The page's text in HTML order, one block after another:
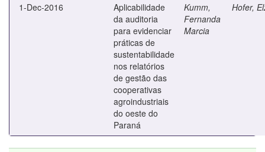
1-Dec-2016
Aplicabilidade
da auditoria
para evidenciar
práticas de
sustentabilidade
nos relatórios
de gestão das
cooperativas
agroindustriais
do oeste do
Paraná
Kumm,
Fernanda
Marcia
Hofer,